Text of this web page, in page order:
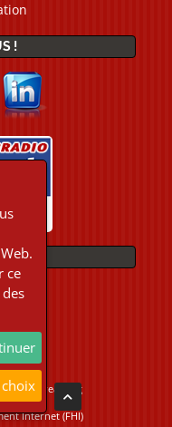
!
Streaming
Internet (FHI)
ce